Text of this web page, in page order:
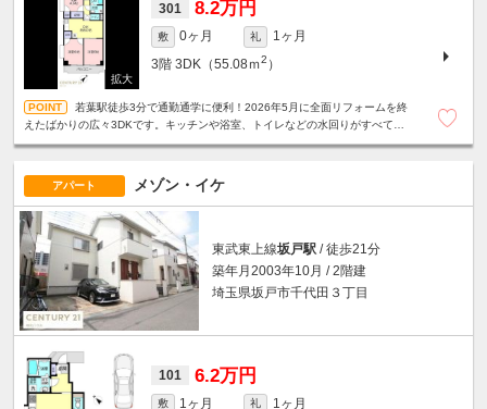
301 8.2万円
敷 0ヶ月 礼
1ヶ月
3階 3DK（55.08ｍ2 ）
若葉駅徒歩3分で通勤通学に便利！2026年5月に全面リフォームを終
えたばかりの広々3DKです。キッチンや浴室、トイレなどの水回りがすべて新
アパート メゾン・イケ
東武東上線坂戸駅 / 徒歩21分
築年月2003年10月 / 2階建
埼玉県坂戸市千代田３丁目
101 6.2万円
敷 1ヶ月 礼 1ヶ月